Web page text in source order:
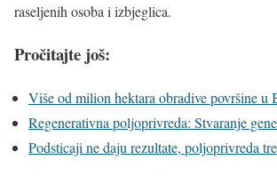
raseljenih osoba i izbjeglica.
Pročitajte još:
Više od milion hektara obradive površine u
Regenerativna poljoprivreda: Stvaranje
Podsticaji ne daju rezultate, poljoprivreda